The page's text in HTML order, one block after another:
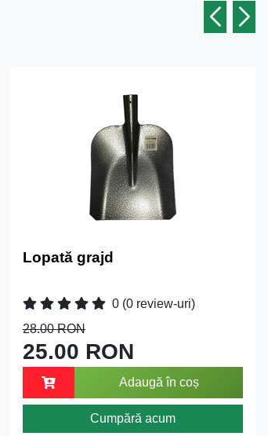
Lopată grajd
0 (0 review-uri)
28.00 RON
25.00 RON
Adaugă în coș
Cumpără acum